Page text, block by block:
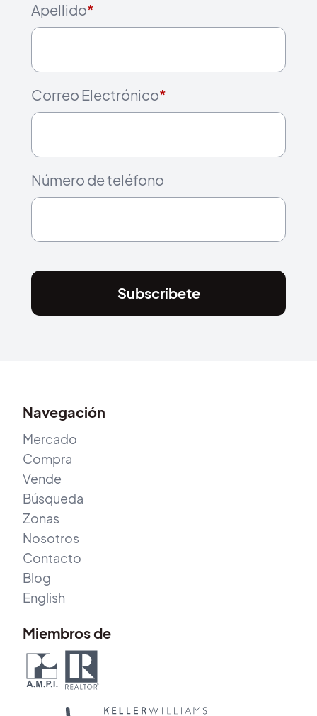
Apellido*
Correo Electrónico*
Número de teléfono
Subscríbete
Navegación
Mercado
Compra
Vende
Búsqueda
Zonas
Nosotros
Contacto
Blog
English
Miembros de